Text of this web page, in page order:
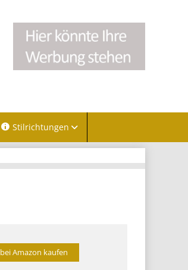
Stilrichtungen
bei Amazon kaufen